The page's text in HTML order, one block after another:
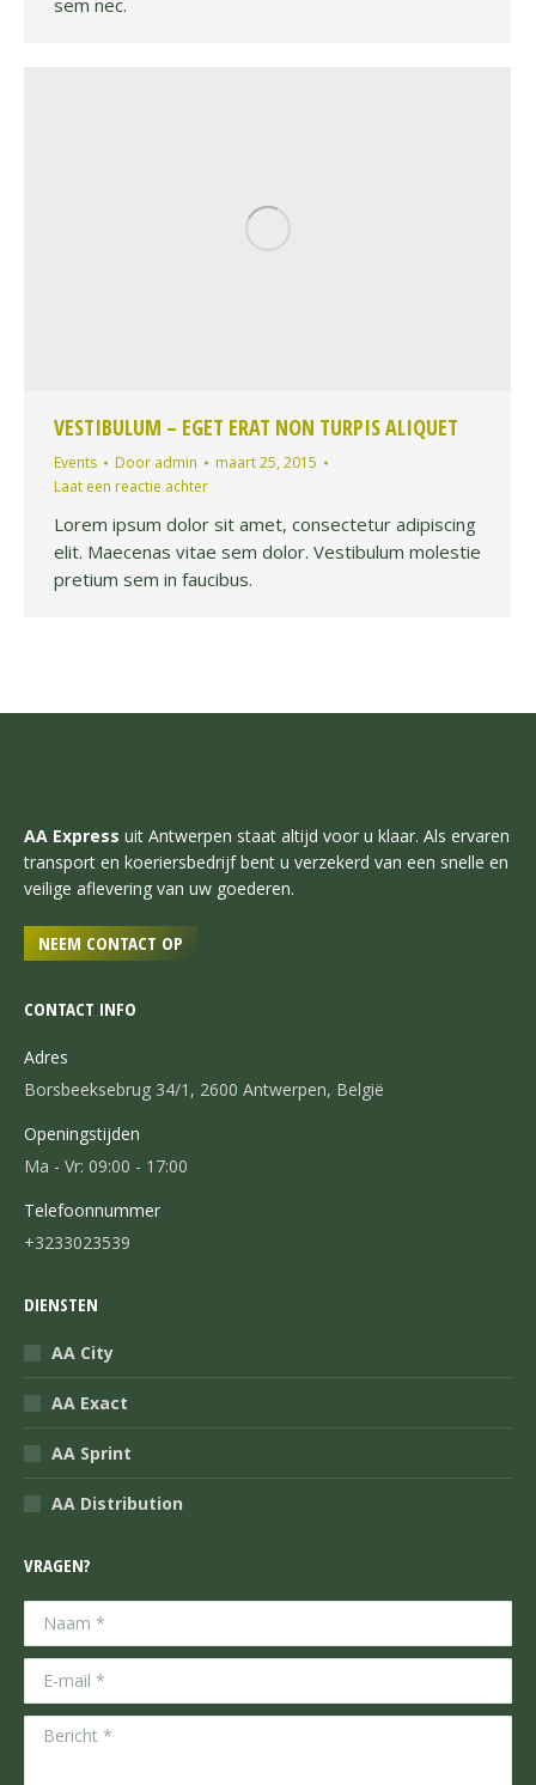
sem nec.
VESTIBULUM – EGET ERAT NON TURPIS ALIQUET
Events Door admin
maart 25, 2015
Laat een reactie achter
Lorem ipsum dolor sit amet, consectetur adipiscing
elit. Maecenas vitae sem dolor. Vestibulum molestie
pretium sem in faucibus.
AA Express uit Antwerpen staat altijd voor u klaar. Als ervaren
transport en koeriersbedrijf bent u verzekerd van een snelle en
veilige aflevering van uw goederen.
NEEM CONTACT OP
CONTACT INFO
Adres
Borsbeeksebrug 34/1, 2600 Antwerpen, België
Openingstijden
Ma - Vr: 09:00 - 17:00
Telefoonnummer
+3233023539
DIENSTEN
AA City
AA Exact
AA Sprint
AA Distribution
VRAGEN?
Naam *
E-mail *
Bericht *